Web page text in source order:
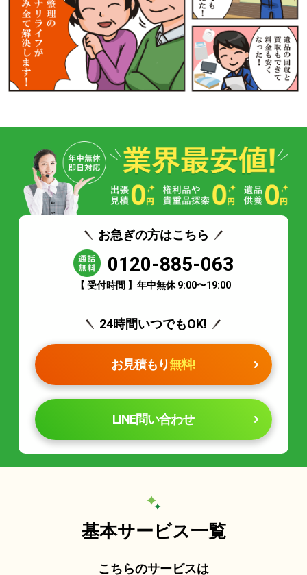
お急ぎの方はこちら
0120-885-063
【 受付時間 】年中無休 9:00〜19:00
24時間いつでもOK!
お見積もり無料!
LINE問い合わせ
基本サービス一覧
こちらのサービスは